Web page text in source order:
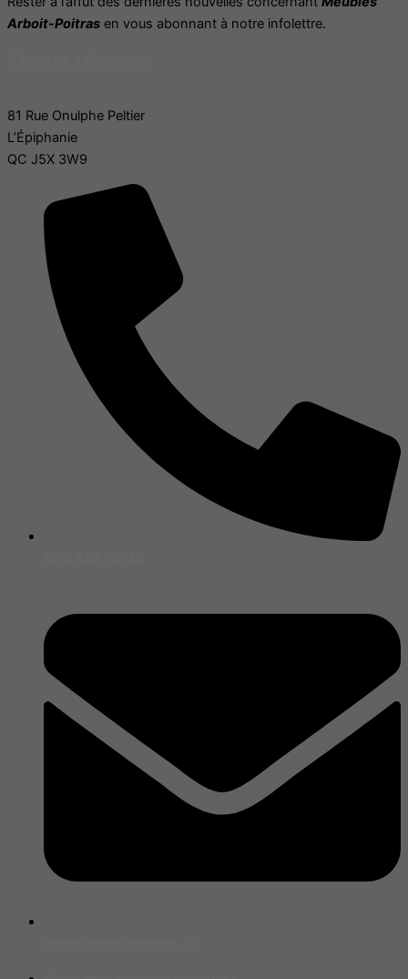
Arboit-Poitras en vous abonnant à notre infolettre.
81 Rue Onulphe Peltier
L’Épiphanie
QC J5X 3W9